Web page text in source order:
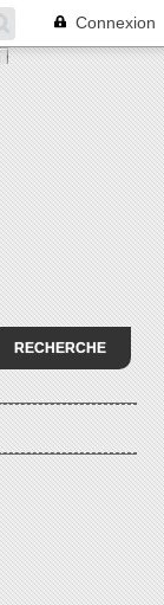
Connexion